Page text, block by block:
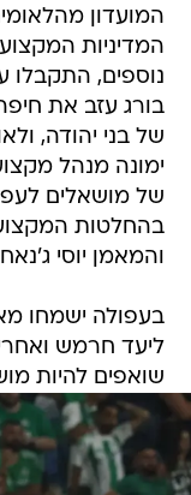
המועדון
המדיניות
נוספים, התקבלו
בורג עזב את
של בני יהודה,
ימונה מנהל
של מושאלים
בהחלטות
והמאמן יוסי
בעפולה ישמחו
ליעד חרמש
שואפים להיות